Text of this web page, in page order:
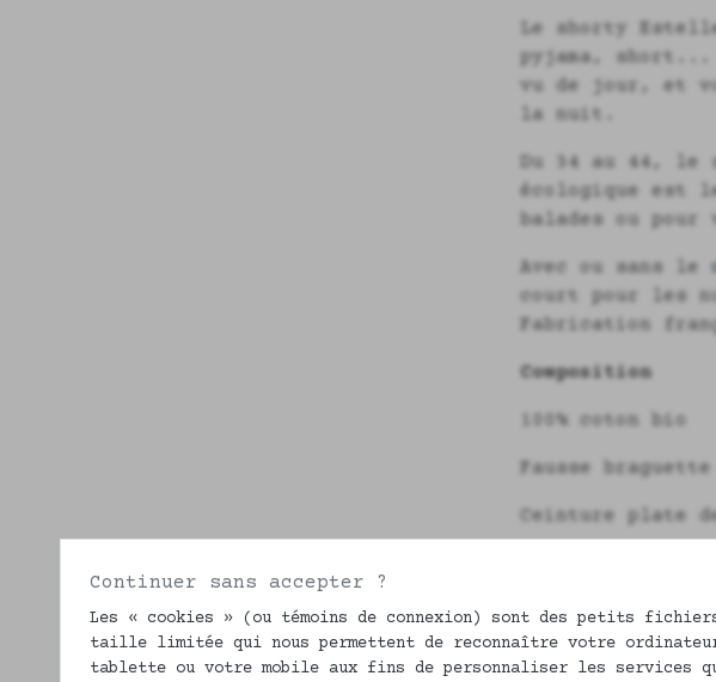
Le shorty
pyjama, short...
vu de jour, et
la nuit.
Du 34 au 44, le
écologique est
balades ou pour
Avec ou sans le
court pour les
Fabrication
Composition
100% coton bio
Fausse braguette
Ceinture plate
ENTRETIEN ET
Continuer sans accepter ?
Les « cookies » (ou témoins de connexion) sont des petits
taille limitée qui nous permettent de reconnaître votre
tablette ou votre mobile aux fins de personnaliser les services